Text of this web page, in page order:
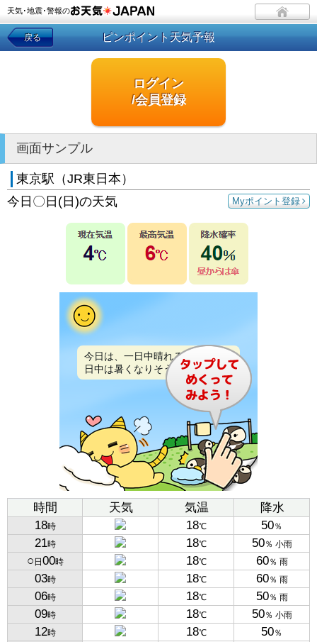
天気･地震･警報の
戻る ピンポイント天気予報
ログイン
/会員登録
画面サンプル
東京駅（JR東日本）
Myポイント登録
今日〇日(日)の天気
今日は、一日中晴れるでしょう。
日中は暑くなりそうです。
時間 天気 気温
降水
18時 18℃ 50％
21時 18℃ 50％ 小雨
○ 日 00時 18℃ 60％ 雨
03時 18℃ 60％ 雨
06時 18℃ 50％ 雨
09時 18℃ 50％ 小雨
12時 18℃ 50％